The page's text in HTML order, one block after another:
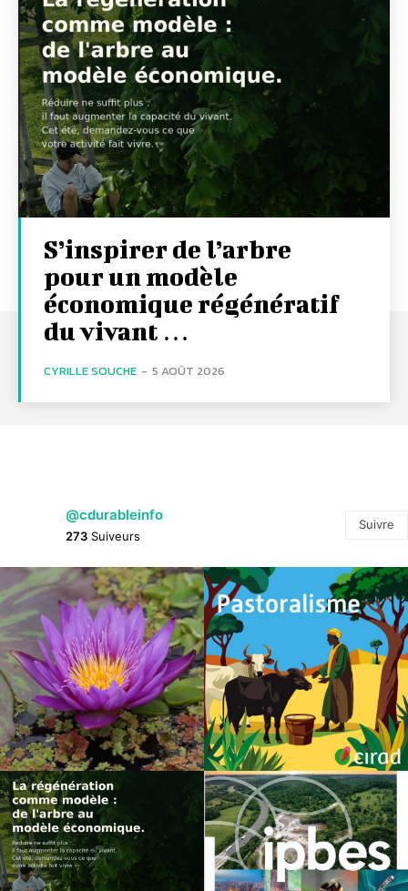
S’inspirer de l’arbre
pour un modèle
économique régénératif
du vivant …
CYRILLE SOUCHE - 5 AOÛT 2026
@cdurableinfo
273 Suiveurs
Suivre